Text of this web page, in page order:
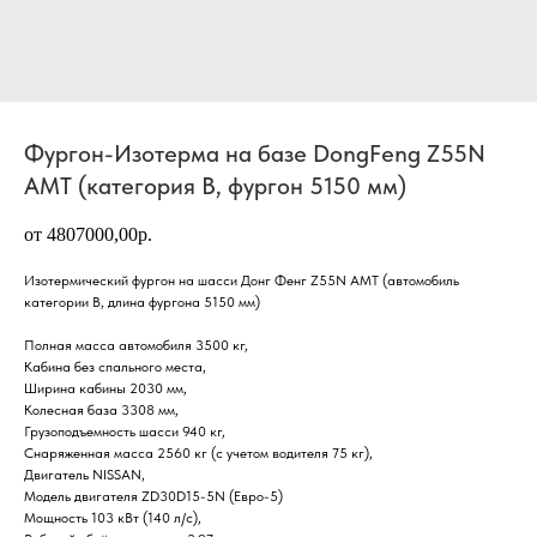
Фургон-Изотерма на базе DongFeng Z55N
AMT (категория В, фургон 5150 мм)
от 4807000,00р.
Изотермический фургон на шасси Донг Фенг Z55N АМТ (автомобиль
категории В, длина фургона 5150 мм)
Полная масса автомобиля 3500 кг,
Кабина без спального места,
Ширина кабины 2030 мм,
Колесная база 3308 мм,
Грузоподъемность шасси 940 кг,
Снаряженная масса 2560 кг (с учетом водителя 75 кг),
Двигатель NISSAN,
Модель двигателя ZD30D15-5N (Евро-5)
Мощность 103 кВт (140 л/с),